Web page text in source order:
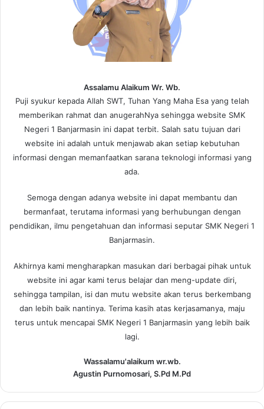
Assalamu Alaikum Wr. Wb.
Puji syukur kepada Allah SWT, Tuhan Yang Maha Esa yang telah
memberikan rahmat dan anugerahNya sehingga website SMK
Negeri 1 Banjarmasin ini dapat terbit. Salah satu tujuan dari
website ini adalah untuk menjawab akan setiap kebutuhan
informasi dengan memanfaatkan sarana teknologi informasi yang
ada.
Semoga dengan adanya website ini dapat membantu dan
bermanfaat, terutama informasi yang berhubungan dengan
pendidikan, ilmu pengetahuan dan informasi seputar SMK Negeri 1
Banjarmasin.
Akhirnya kami mengharapkan masukan dari berbagai pihak untuk
website ini agar kami terus belajar dan meng-update diri,
sehingga tampilan, isi dan mutu website akan terus berkembang
dan lebih baik nantinya. Terima kasih atas kerjasamanya, maju
terus untuk mencapai SMK Negeri 1 Banjarmasin yang lebih baik
lagi.
Wassalamu'alaikum wr.wb.
Agustin Purnomosari, S.Pd M.Pd